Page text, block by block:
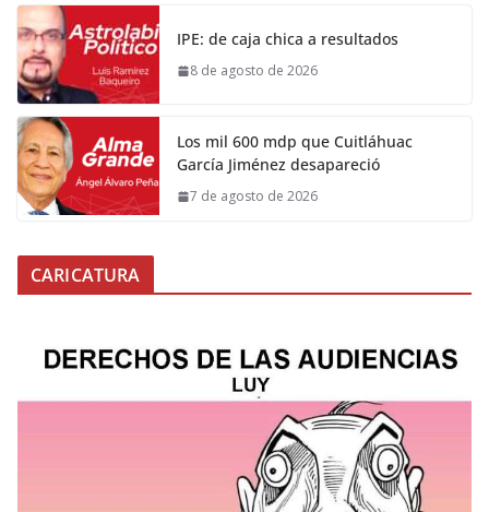
IPE: de caja chica a resultados
8 de agosto de 2026
Los mil 600 mdp que Cuitláhuac
García Jiménez desapareció
7 de agosto de 2026
CARICATURA